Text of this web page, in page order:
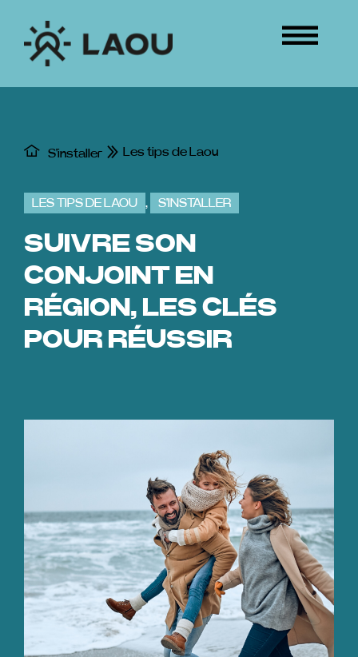
contenu
ÉVÉNEMENTS
CONNEXION
S'installer Les tips de Laou
LES TIPS DE LAOU , S'INSTALLER
SUIVRE SON
CONJOINT EN
RÉGION, LES CLÉS
POUR RÉUSSIR